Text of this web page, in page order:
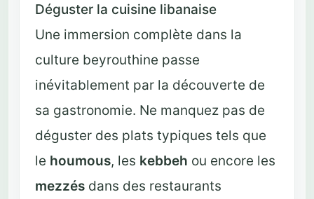
Déguster la cuisine libanaise
Une immersion complète dans la
culture beyrouthine passe
inévitablement par la découverte de
sa gastronomie. Ne manquez pas de
déguster des plats typiques tels que
le houmous, les kebbeh ou encore les
mezzésdans des restaurants